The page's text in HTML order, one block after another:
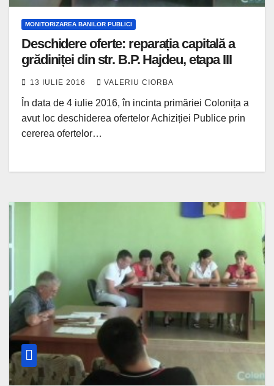
MONITORIZAREA BANILOR PUBLICI
Deschidere oferte: reparația capitală a
grădiniței din str. B.P. Hajdeu, etapa III
13 IULIE 2016 VALERIU CIORBA
În data de 4 iulie 2016, în incinta primăriei Colonița a
avut loc deschiderea ofertelor Achiziției Publice prin
cererea ofertelor…